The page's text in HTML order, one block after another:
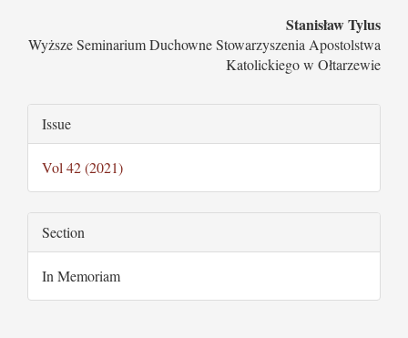
Main
Article
Content
Stanisław Tylus
Wyższe Seminarium Duchowne Stowarzyszenia Apostolstwa
Katolickiego w Ołtarzewie
Article
Details
Issue
Vol 42 (2021)
Section
In Memoriam